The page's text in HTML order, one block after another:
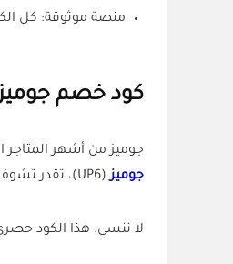
منصة موثوقة: كل
كود خصم
جوميز من أشهر المتاجر
جوميز(UP6)، تقدر تشوف نفسك توفر حتى 10% من مبلغ الطلب.
لا تنسى: هذا الكود